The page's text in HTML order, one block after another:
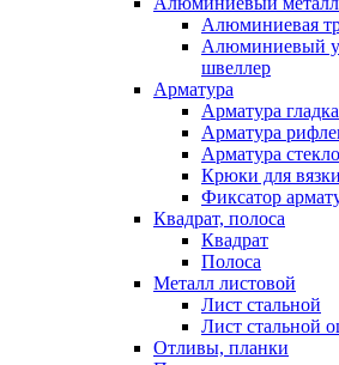
Алюминиевая
Алюминиевый
швеллер
Арматура
Арматура
Арматура
Арматура
Крюки для
Фиксатор
Квадрат, полоса
Квадрат
Полоса
Металл листовой
Лист стальной
Лист стальной
Отливы, планки